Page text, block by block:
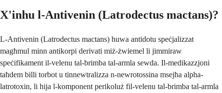
X'inhu l-Antivenin (Latrodectus mactans)?
L-Antivenin (Latrodectus mactans) huwa antidotu speċjalizzat
magħmul minn antikorpi derivati ​​miż-żwiemel li jimmiraw
speċifikament il-velenu tal-brimba tal-armla sewda. Il-medikazzjoni
taħdem billi torbot u tinnewtralizza n-newrotossina msejħa alpha-
latrotoxin, li hija l-komponent perikoluż fil-velenu tal-brimba tal-armla